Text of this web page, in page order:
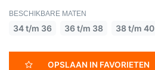
BESCHIKBARE MATEN
34 t/m 36 36 t/m 38 38 t/m 40
OPSLAAN IN FAVORIETEN